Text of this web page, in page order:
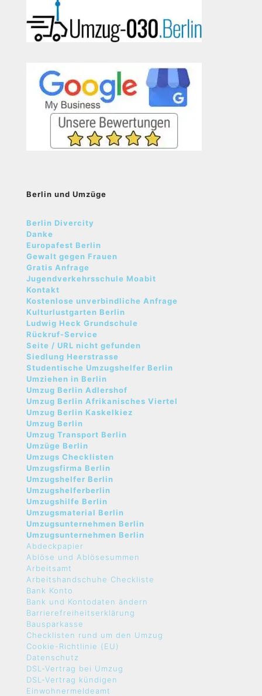
Berlin und Umzüge
Berlin Divercity
Danke
Europafest Berlin
Gewalt gegen Frauen
Gratis Anfrage
Jugendverkehrsschule Moabit
Kontakt
Kostenlose unverbindliche Anfrage
Kulturlustgarten Berlin
Ludwig Heck Grundschule
Rückruf-Service
Seite / URL nicht gefunden
Siedlung Heerstrasse
Studentische Umzugshelfer Berlin
Umziehen in Berlin
Umzug Berlin Adlershof
Umzug Berlin Afrikanisches Viertel
Umzug Berlin Kaskelkiez
Umzug Berlin
Umzug Transport Berlin
Umzüge Berlin
Umzugs Checklisten
Umzugsfirma Berlin
Umzugshelfer Berlin
Umzugshelferberlin
Umzugshilfe Berlin
Umzugsmaterial Berlin
Umzugsunternehmen Berlin
Umzugsunternehmen Berlin
Abdeckpapier
Ablöse und Ablösesummen
Arbeitsamt
Arbeitshandschuhe Checkliste
Bank Konto
Bank und Kontodaten ändern
Barrierefreiheitserklärung
Bausparkasse
Checklisten rund um den Umzug
Cookie-Richtlinie (EU)
Datenschutz
DSL-Vertrag bei Umzug
DSL-Vertrag kündigen
Einwohnermeldeamt